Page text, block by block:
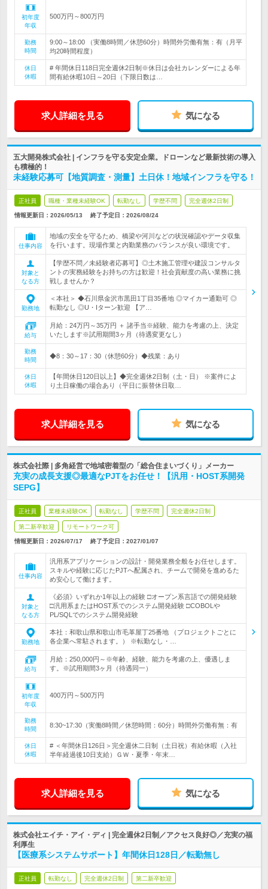
初年度
年収
500万円～800万円
勤務
時間
9:00～18:00 （実働8時間／休憩60分）時間外労働有無：有（月平
均20時間程度）
休日
休暇
# 年間休日118日完全週休2日制※休日は会社カレンダーによる年
間有給休暇10日～20日（下限日数は…
求人詳細を見る 気になる
五大開発株式会社 | インフラを守る安定企業。ドローンなど最新技術の導入
も積極的！
未経験応募可【地質調査・測量】土日休！地域インフラを守る！
正社員 職種・業種未経験OK 転勤なし 学歴不問 完全週休2日制
情報更新日：2026/05/13 終了予定日： 2026/08/24
仕事内容
地域の安全を守るため、橋梁や河川などの状況確認やデータ収集
を行います。現場作業と内勤業務のバランスが良い環境です。
対象と
なる方
【学歴不問／未経験者応募可】◎土木施工管理や建設コンサルタ
ントの実務経験をお持ちの方は歓迎！社会貢献度の高い業務に挑
戦しませんか？
勤務地
＜本社＞ ◆石川県金沢市黒田1丁目35番地 ◎マイカー通勤可 ◎
転勤なし ◎U・Iターン歓迎 【ア…
給与
月給：24万円～35万円 ＋ 諸手当※経験、能力を考慮の上、決定
いたします※試用期間3ヶ月（待遇変更なし）
勤務
時間
◆8：30～17：30（休憩60分）◆残業：あり
休日
休暇
【年間休日120日以上】◆完全週休2日制（土・日） ※案件によ
り土日稼働の場合あり（平日に振替休日取…
求人詳細を見る 気になる
株式会社際 | 多角経営で地域密着型の「総合住まいづくり」メーカー
充実の成長支援◎最適なPJTをお任せ！【汎用・HOST系開発
SEPG】
正社員 業種未経験OK 転勤なし 学歴不問 完全週休2日制
第二新卒歓迎 リモートワーク可
情報更新日：2026/07/17 終了予定日： 2027/01/07
仕事内容
汎用系アプリケーションの設計・開発業務全般をお任せします。
スキルや経験に応じたPJTへ配属され、チームで開発を進めるた
め安心して働けます。
対象と
なる方
《必須》いずれか1年以上の経験 □オープン系言語での開発経験
□汎用系またはHOST系でのシステム開発経験 □COBOLや
PL/SQLでのシステム開発経験
勤務地
本社：和歌山県和歌山市毛革屋丁25番地 （プロジェクトごとに
各企業へ常駐されます。） ※転勤なし・…
給与
月給：250,000円～※年齢、経験、能力を考慮の上、優遇しま
す。※試用期間3ヶ月（待遇同一）
初年度
年収
400万円～500万円
勤務
時間
8:30~17:30（実働8時間／休憩時間：60分）時間外労働有無：有
休日
休暇
# ＜年間休日126日＞完全週休二日制（土日祝）有給休暇（入社
半年経過後10日支給）ＧＷ・夏季・年末…
求人詳細を見る 気になる
株式会社エイチ・アイ・ディ | 完全週休2日制／アクセス良好◎／充実の福
利厚生
【医療系システムサポート】年間休日128日／転勤無し
正社員 転勤なし 完全週休2日制 第二新卒歓迎